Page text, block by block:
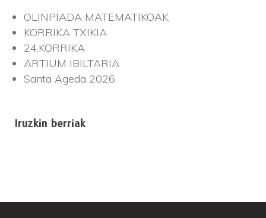
OLINPIADA MATEMATIKOAK
KORRIKA TXIKIA
24.KORRIKA
ARTIUM IBILTARIA
Santa Ageda 2026
Iruzkin berriak